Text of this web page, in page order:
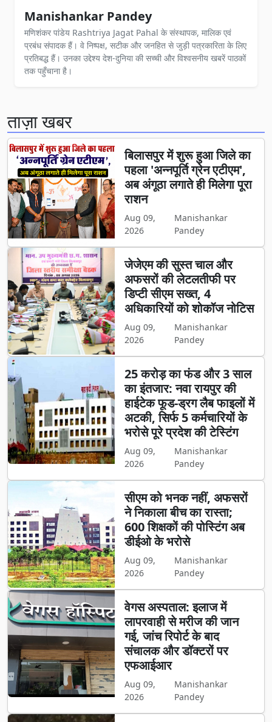
Manishankar Pandey
मणिशंकर पांडेय Rashtriya Jagat Pahal के संस्थापक, मालिक एवं
प्रबंध संपादक हैं। वे निष्पक्ष, सटीक और जनहित से जुड़ी पत्रकारिता के लिए
प्रतिबद्ध हैं। उनका उद्देश्य देश-दुनिया की सच्ची और विश्वसनीय खबरें पाठकों
तक पहुँचाना है।
ताज़ा खबर
बिलासपुर में शुरू हुआ जिले का
पहला 'अन्नपूर्ति ग्रेन एटीएम',
अब अंगूठा लगाते ही मिलेगा पूरा
राशन
Aug 09,
2026
Manishankar
Pandey
जेजेएम की सुस्त चाल और
अफसरों की लेटलतीफी पर
डिप्टी सीएम सख्त, 4
अधिकारियों को शोकॉज नोटिस
Aug 09,
2026
Manishankar
Pandey
25 करोड़ का फंड और 3 साल
का इंतजार: नवा रायपुर की
हाईटेक फूड-ड्रग लैब फाइलों में
अटकी, सिर्फ 5 कर्मचारियों के
भरोसे पूरे प्रदेश की टेस्टिंग
Aug 09,
2026
Manishankar
Pandey
सीएम को भनक नहीं, अफसरों
ने निकाला बीच का रास्ता;
600 शिक्षकों की पोस्टिंग अब
डीईओ के भरोसे
Aug 09,
2026
Manishankar
Pandey
वेगस अस्पताल: इलाज में
लापरवाही से मरीज की जान
गई, जांच रिपोर्ट के बाद
संचालक और डॉक्टरों पर
एफआईआर
Aug 09,
2026
Manishankar
Pandey